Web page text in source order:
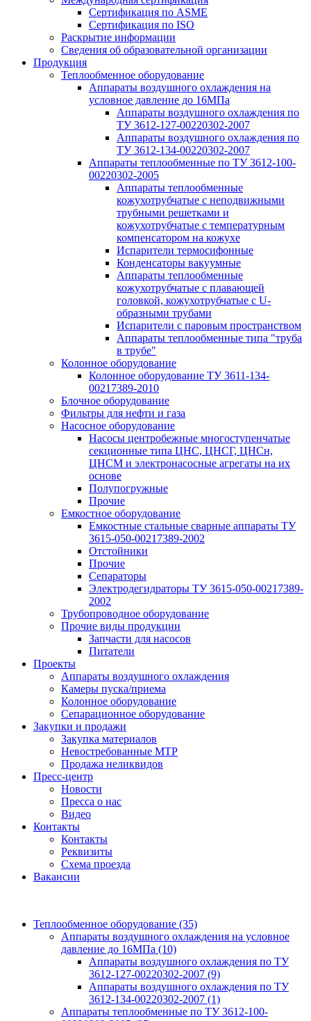
Сертификация по ASME
Сертификация по ISO
Раскрытие информации
Сведения об образовательной организации
Продукция
Теплообменное оборудование
Аппараты воздушного охлаждения на
условное давление до 16МПа
Аппараты воздушного охлаждения по
ТУ 3612-127-00220302-2007
Аппараты воздушного охлаждения по
ТУ 3612-134-00220302-2007
Аппараты теплообменные по ТУ 3612-100-
00220302-2005
Аппараты теплообменные
кожухотрубчатые с неподвижными
трубными решетками и
кожухотрубчатые с температурным
компенсатором на кожухе
Испарители термосифонные
Конденсаторы вакуумные
Аппараты теплообменные
кожухотрубчатые с плавающей
головкой, кожухотрубчатые с U-
образными трубами
Испарители с паровым пространством
Аппараты теплообменные типа "труба
в трубе"
Колонное оборудование
Колонное оборудование ТУ 3611-134-
00217389-2010
Блочное оборудование
Фильтры для нефти и газа
Насосное оборудование
Насосы центробежные многоступенчатые
секционные типа ЦНС, ЦНСГ, ЦНСн,
ЦНСМ и электронасосные агрегаты на их
основе
Полупогружные
Прочие
Емкостное оборудование
Емкостные стальные сварные аппараты ТУ
3615-050-00217389-2002
Отстойники
Прочие
Сепараторы
Электродегидраторы ТУ 3615-050-00217389-
2002
Трубопроводное оборудование
Прочие виды продукции
Запчасти для насосов
Питатели
Проекты
Аппараты воздушного охлаждения
Камеры пуска/приема
Колонное оборудование
Сепарационное оборудование
Закупки и продажи
Закупка материалов
Невостребованные МТР
Продажа неликвидов
Пресс-центр
Новости
Пресса о нас
Видео
Контакты
Контакты
Реквизиты
Схема проезда
Вакансии
Теплообменное оборудование (35)
Аппараты воздушного охлаждения на условное
давление до 16МПа (10)
Аппараты воздушного охлаждения по ТУ
3612-127-00220302-2007 (9)
Аппараты воздушного охлаждения по ТУ
3612-134-00220302-2007 (1)
Аппараты теплообменные по ТУ 3612-100-